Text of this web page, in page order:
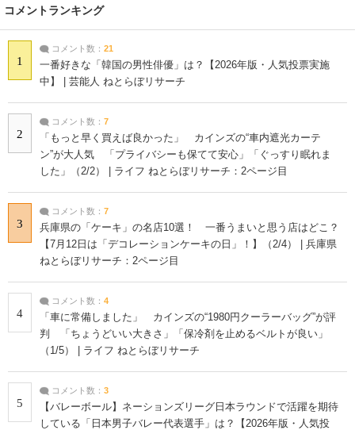
コメントランキング
1
コメント数： 21
一番好きな「韓国の男性俳優」は？【2026年版・人気投票実施
中】 | 芸能人 ねとらぼリサーチ
2
コメント数： 7
「もっと早く買えば良かった」 カインズの“車内遮光カーテ
ン”が大人気 「プライバシーも保てて安心」「ぐっすり眠れま
した」（2/2） | ライフ ねとらぼリサーチ：2ページ目
3
コメント数： 7
兵庫県の「ケーキ」の名店10選！ 一番うまいと思う店はどこ？
【7月12日は「デコレーションケーキの日」！】（2/4） | 兵庫県
ねとらぼリサーチ：2ページ目
4
コメント数： 4
「車に常備しました」 カインズの“1980円クーラーバッグ”が評
判 「ちょうどいい大きさ」「保冷剤を止めるベルトが良い」
（1/5） | ライフ ねとらぼリサーチ
5
コメント数： 3
【バレーボール】ネーションズリーグ日本ラウンドで活躍を期待
している「日本男子バレー代表選手」は？【2026年版・人気投